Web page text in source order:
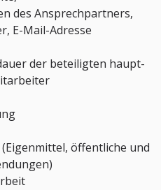
des Ansprechpartners,
E-Mail-Adresse
der beteiligten haupt-
öffentliche und